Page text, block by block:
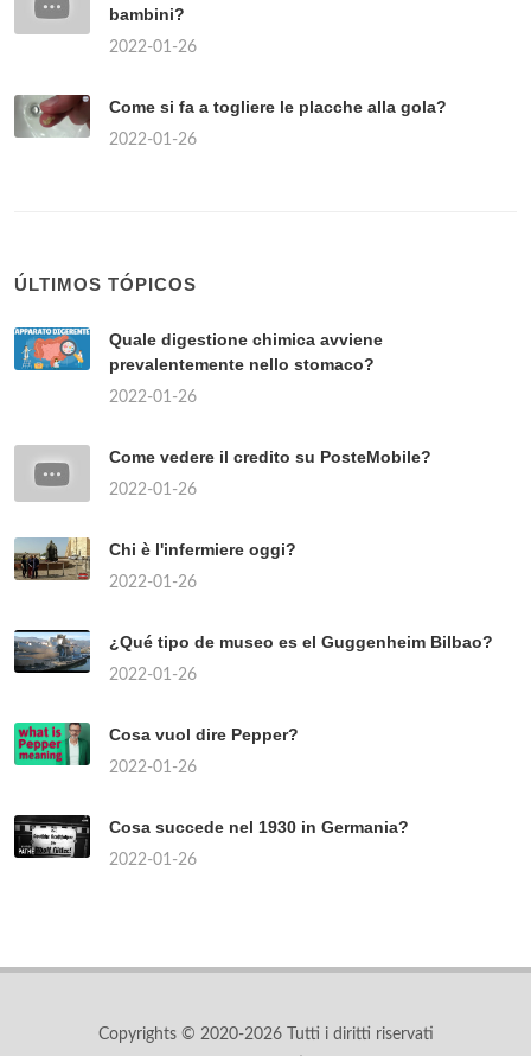
bambini?
2022-01-26
Come si fa a togliere le placche alla gola?
2022-01-26
ÚLTIMOS TÓPICOS
Quale digestione chimica avviene
prevalentemente nello stomaco?
2022-01-26
Come vedere il credito su PosteMobile?
2022-01-26
Chi è l'infermiere oggi?
2022-01-26
¿Qué tipo de museo es el Guggenheim Bilbao?
2022-01-26
Cosa vuol dire Pepper?
2022-01-26
Cosa succede nel 1930 in Germania?
2022-01-26
Copyrights © 2020-2026 Tutti i diritti riservati